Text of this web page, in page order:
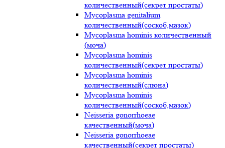
количественный(секрет простаты)
Mycoplasma genitalium
количественный(соскоб,мазок)
Mycoplasma hominis количественный
(моча)
Mycoplasma hominis
количественный(секрет простаты)
Mycoplasma hominis
количественный(слюна)
Mycoplasma hominis
количественный(соскоб,мазок)
Neisseria gonorrhoeae
качественный(моча)
Neisseria gonorrhoeae
качественный(секрет простаты)